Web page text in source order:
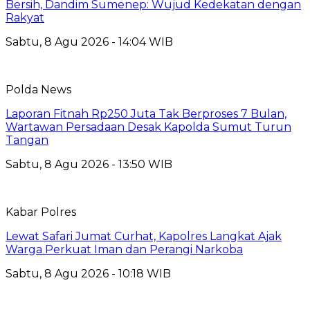
Bersih, Dandim Sumenep: Wujud Kedekatan dengan
Rakyat
Sabtu, 8 Agu 2026 - 14:04 WIB
Polda News
Laporan Fitnah Rp250 Juta Tak Berproses 7 Bulan,
Wartawan Persadaan Desak Kapolda Sumut Turun
Tangan
Sabtu, 8 Agu 2026 - 13:50 WIB
Kabar Polres
Lewat Safari Jumat Curhat, Kapolres Langkat Ajak
Warga Perkuat Iman dan Perangi Narkoba
Sabtu, 8 Agu 2026 - 10:18 WIB